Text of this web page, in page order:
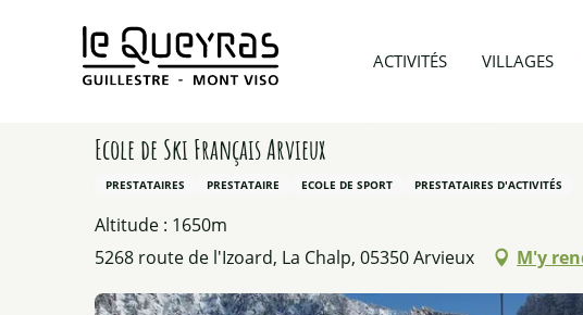
ACTIVITÉS VILLAGES
Accueil Préparer mon voyage Prestataires d’activités
Ecole de Ski Français Arvieux
PRESTATAIRES PRESTATAIRE ECOLE DE SPORT PRESTATAIRES D'ACTIVITÉS
Altitude : 1650m
5268 route de l'Izoard, La Chalp, 05350 Arvieux
M'y